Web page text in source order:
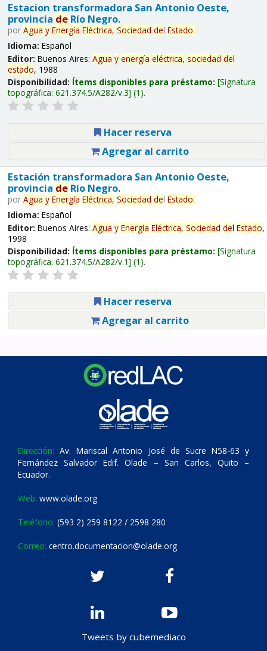
Estacion transformadora San Antonio Oeste,
provincia deRío Negro.
por Agua y Energía Eléctrica, Sociedad del Estado.
Idioma: Español
Editor: Buenos Aires: Agua y energía eléctrica, sociedad del
estado, 1988
Disponibilidad: Ítems disponibles para préstamo: Signatura
topográfica: 621.374.5/A282/v.3 (1).
Hacer reserva
Agregar al carrito
Estación transformadora San Antonio Oeste,
provincia deRío Negro.
por Agua y Energía Eléctrica, Sociedad del Estado.
Idioma: Español
Editor: Buenos Aires: Agua y Energía Eléctrica, Sociedad del Estado,
1998
Disponibilidad: Ítems disponibles para préstamo: Signatura
topográfica: 621.374.5/A282/v.1 (1).
Hacer reserva
Agregar al carrito
Dirección: Av. Mariscal Antonio José de Sucre N58-63 y
Fernández Salvador Edif. Olade – San Carlos, Quito –
Ecuador.
Web: www.olade.org
Teléfono: (593 2) 259 8122 / 2598 280
Correo: centro.documentacion@olade.org
Tweets by cubemediaco